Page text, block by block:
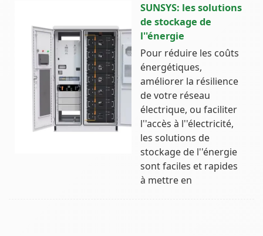
SUNSYS: les solutions
de stockage de
l''énergie
Pour réduire les coûts
énergétiques,
améliorer la résilience
de votre réseau
électrique, ou faciliter
l''accès à l''électricité,
les solutions de
stockage de l''énergie
sont faciles et rapides
à mettre en